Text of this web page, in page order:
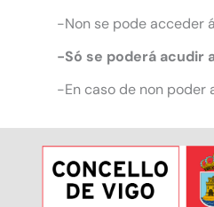
-Non se pode acceder
-Só se poderá acudir
-En caso de non poder